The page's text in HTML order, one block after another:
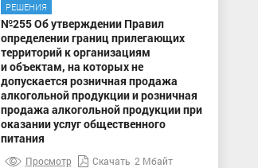
РЕШЕНИЯ
№255 Об утверждении Правил
определении границ прилегающих
территорий к организациям
и объектам, на которых не
допускается розничная продажа
алкогольной продукции и розничная
продажа алкогольной продукции при
оказании услуг общественного
питания
Просмотр Скачать 2 Мбайт